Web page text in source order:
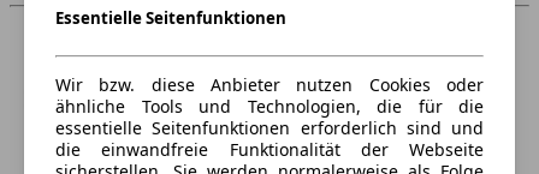
Essentielle Seitenfunktionen
Wir bzw. diese Anbieter nutzen Cookies oder
ähnliche Tools und Technologien, die für die
essentielle Seitenfunktionen erforderlich sind und
die einwandfreie Funktionalität der Webseite